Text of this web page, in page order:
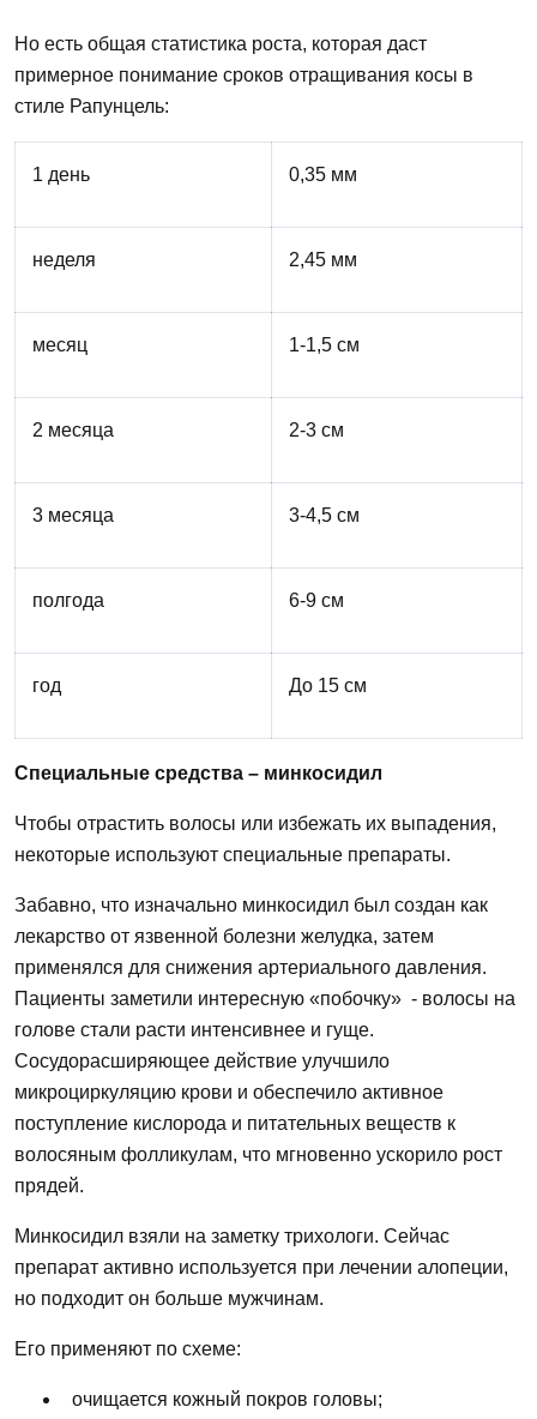
Но есть общая статистика роста, которая даст
примерное понимание сроков отращивания косы в
стиле Рапунцель:
1 день 0,35 мм
неделя 2,45 мм
месяц 1-1,5 см
2 месяца 2-3 см
3 месяца 3-4,5 см
полгода 6-9 см
год До 15 см
Специальные средства – минкосидил
Чтобы отрастить волосы или избежать их выпадения,
некоторые используют специальные препараты.
Забавно, что изначально минкосидил был создан как
лекарство от язвенной болезни желудка, затем
применялся для снижения артериального давления.
Пациенты заметили интересную «побочку» - волосы на
голове стали расти интенсивнее и гуще.
Сосудорасширяющее действие улучшило
микроциркуляцию крови и обеспечило активное
поступление кислорода и питательных веществ к
волосяным фолликулам, что мгновенно ускорило рост
прядей.
Минкосидил взяли на заметку трихологи. Сейчас
препарат активно используется при лечении алопеции,
но подходит он больше мужчинам.
Его применяют по схеме:
очищается кожный покров головы;